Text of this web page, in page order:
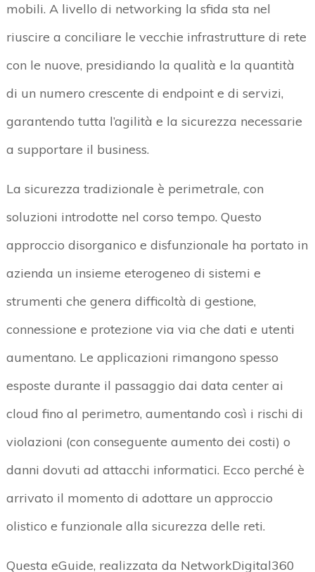
mobili. A livello di networking la sfida sta nel
riuscire a conciliare le vecchie infrastrutture di rete
con le nuove, presidiando la qualità e la quantità
di un numero crescente di endpoint e di servizi,
garantendo tutta l’agilità e la sicurezza necessarie
a supportare il business.
La sicurezza tradizionale è perimetrale, con
soluzioni introdotte nel corso tempo. Questo
approccio disorganico e disfunzionale ha portato in
azienda un insieme eterogeneo di sistemi e
strumenti che genera difficoltà di gestione,
connessione e protezione via via che dati e utenti
aumentano. Le applicazioni rimangono spesso
esposte durante il passaggio dai data center ai
cloud fino al perimetro, aumentando così i rischi di
violazioni (con conseguente aumento dei costi) o
danni dovuti ad attacchi informatici. Ecco perché è
arrivato il momento di adottare un approccio
olistico e funzionale alla sicurezza delle reti.
Questa eGuide, realizzata da NetworkDigital360